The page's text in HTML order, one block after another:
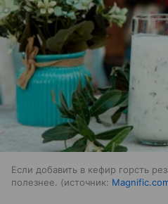
Если добавить в кефир горсть
полезнее.
источник: